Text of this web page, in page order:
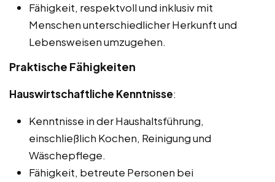
Fähigkeit, respektvoll und inklusiv mit
Menschen unterschiedlicher Herkunft und
Lebensweisen umzugehen.
Praktische Fähigkeiten
Hauswirtschaftliche Kenntnisse:
Kenntnisse in der Haushaltsführung,
einschließlich Kochen, Reinigung und
Wäschepflege.
Fähigkeit, betreute Personen bei